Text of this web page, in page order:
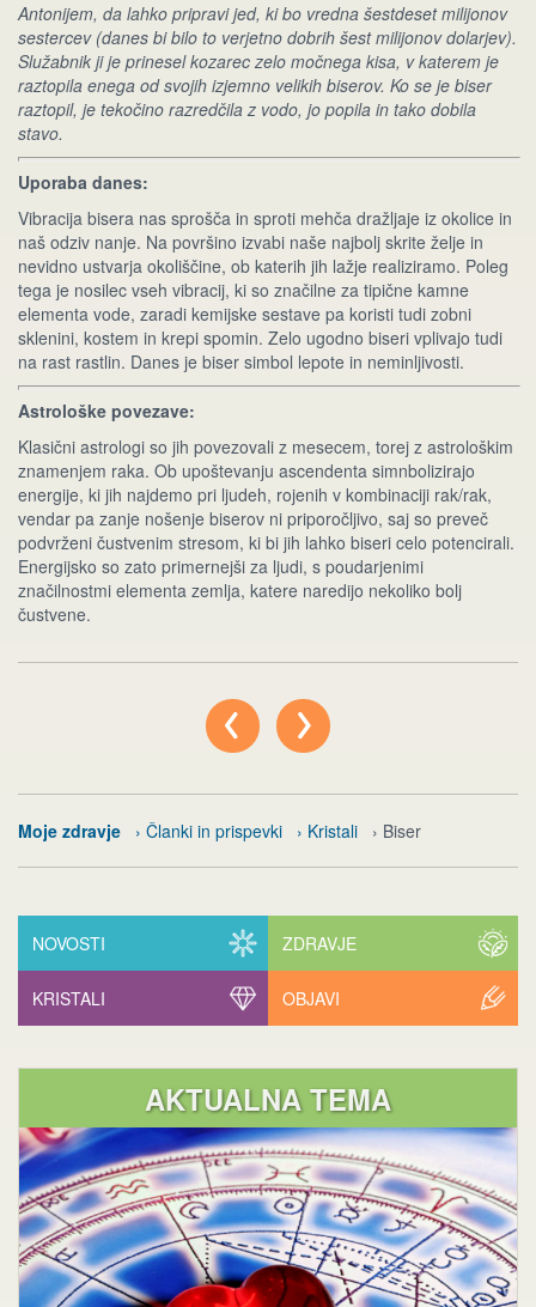
Antonijem, da lahko pripravi jed, ki bo vredna šestdeset milijonov
sestercev (danes bi bilo to verjetno dobrih šest milijonov dolarjev).
Služabnik ji je prinesel kozarec zelo močnega kisa, v katerem je
raztopila enega od svojih izjemno velikih biserov. Ko se je biser
raztopil, je tekočino razredčila z vodo, jo popila in tako dobila
stavo.
Uporaba danes:
Vibracija bisera nas sprošča in sproti mehča dražljaje iz okolice in
naš odziv nanje. Na površino izvabi naše najbolj skrite želje in
nevidno ustvarja okoliščine, ob katerih jih lažje realiziramo. Poleg
tega je nosilec vseh vibracij, ki so značilne za tipične kamne
elementa vode, zaradi kemijske sestave pa koristi tudi zobni
sklenini, kostem in krepi spomin. Zelo ugodno biseri vplivajo tudi
na rast rastlin. Danes je biser simbol lepote in neminljivosti.
Astrološke povezave:
Klasični astrologi so jih povezovali z mesecem, torej z astrološkim
znamenjem raka. Ob upoštevanju ascendenta simnbolizirajo
energije, ki jih najdemo pri ljudeh, rojenih v kombinaciji rak/rak,
vendar pa zanje nošenje biserov ni priporočljivo, saj so preveč
podvrženi čustvenim stresom, ki bi jih lahko biseri celo potencirali.
Energijsko so zato primernejši za ljudi, s poudarjenimi
značilnostmi elementa zemlja, katere naredijo nekoliko bolj
čustvene.
Moje zdravje › Članki in prispevki › Kristali › Biser
NOVOSTI ZDRAVJE
KRISTALI OBJAVI
AKTUALNA TEMA